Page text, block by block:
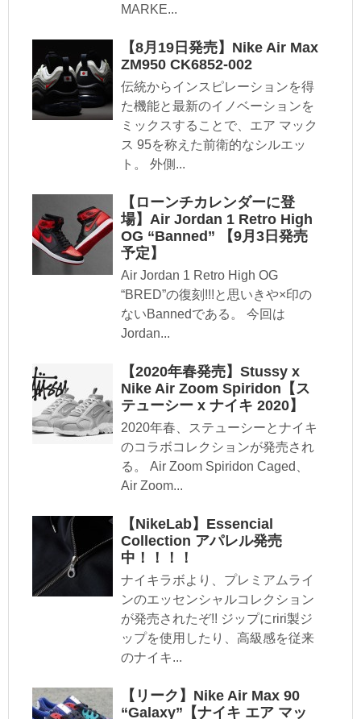
MARKE...
【8月19日発売】Nike Air Max
ZM950 CK6852-002
伝統からインスピレーションを得
た機能と最新のイノベーションを
ミックスすることで、エア マック
ス 95を称えた前衛的なシルエッ
ト。 外側...
【ローンチカレンダーに登
場】Air Jordan 1 Retro High
OG “Banned” 【9月3日発売
予定】
Air Jordan 1 Retro High OG
“BRED”の復刻!!!と思いきや×印の
ないBannedである。 今回は
Jordan...
【2020年春発売】Stussy x
Nike Air Zoom Spiridon【ス
テューシー x ナイキ 2020】
2020年春、ステューシーとナイキ
のコラボコレクションが発売され
る。 Air Zoom Spiridon Caged、
Air Zoom...
【NikeLab】Essencial
Collection アパレル発売
中！！！！
ナイキラボより、プレミアムライ
ンのエッセンシャルコレクション
が発売されたぞ!! ジップにriri製ジ
ップを使用したり、高級感を従来
のナイキ...
【リーク】Nike Air Max 90
“Galaxy”【ナイキ エア マッ